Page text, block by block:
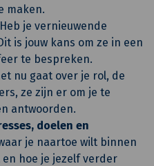
maken.
je vernieuwende
is jouw kans om ze in een
te bespreken.
nu gaat over je rol, de
ze zijn er om je te
antwoorden.
doelen en
je naartoe wilt binnen
hoe je jezelf verder